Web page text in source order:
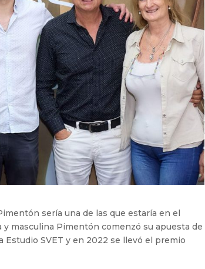
sería una de las que estaría en el
masculina Pimentón comenzó su apuesta de
SVET y en 2022 se llevó el premio